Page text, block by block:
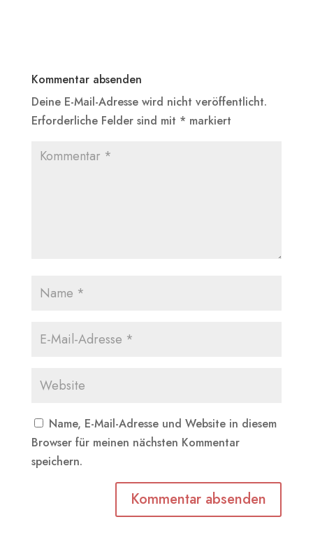
Kommentar absenden
Deine E-Mail-Adresse wird nicht veröffentlicht.
Erforderliche Felder sind mit * markiert
Name, E-Mail-Adresse und Website in diesem
Browser für meinen nächsten Kommentar
speichern.